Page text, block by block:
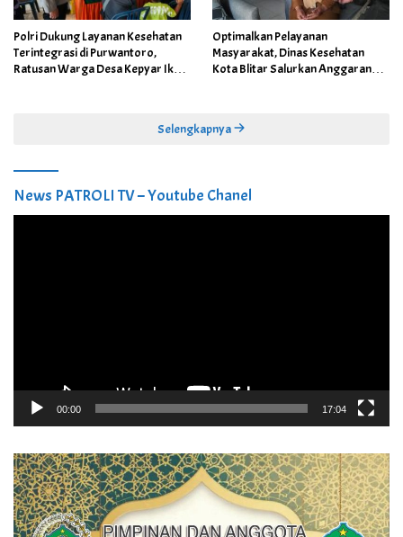
Polri Dukung Layanan Kesehatan
Terintegrasi di Purwantoro,
Ratusan Warga Desa Kepyar Ikuti
Optimalkan Pelayanan
Masyarakat, Dinas Kesehatan
Kota Blitar Salurkan Anggaran
Selengkapnya
News PATROLI TV – Youtube Chanel
00:00 17:04